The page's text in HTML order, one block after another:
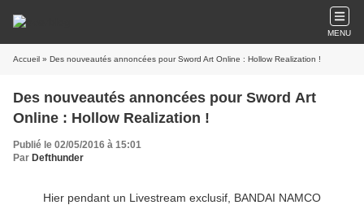
MENU
Accueil
Des nouveautés annoncées pour Sword Art
Publié le 02/05/2016 à 15:01
Par Defthunder
Hier pendant un Livestream exclusif, BANDAI NAMCO